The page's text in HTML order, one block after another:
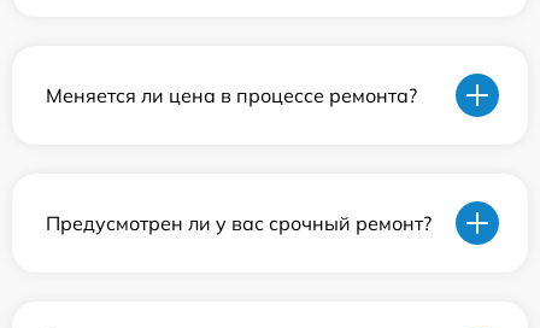
Меняется ли цена в процессе ремонта?
Предусмотрен ли у вас срочный ремонт?